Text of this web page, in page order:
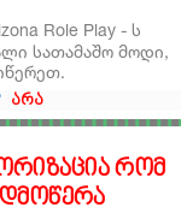
Role Play - ს
სათამაშო მოდი,
არა
რომ